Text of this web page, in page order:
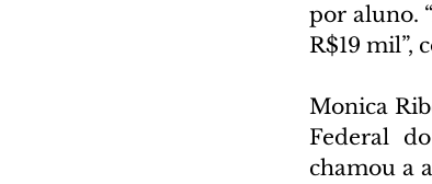
por aluno.
R$19 mil”,
Monica
Federal
chamou a